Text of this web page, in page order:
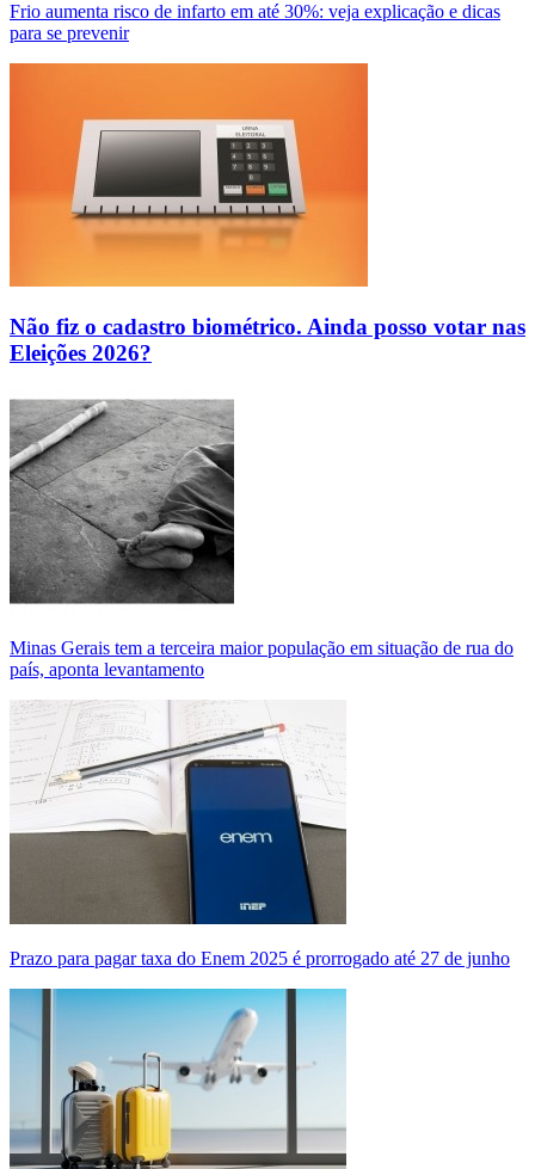
Frio aumenta risco de infarto em até 30%: veja explicação e dicas
para se prevenir
Não fiz o cadastro biométrico. Ainda posso votar nas
Eleições 2026?
Minas Gerais tem a terceira maior população em situação de rua do
país, aponta levantamento
Prazo para pagar taxa do Enem 2025 é prorrogado até 27 de junho